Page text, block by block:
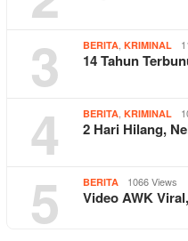
3 BERITA, KRIMINAL
14 Tahun
4 BERITA, KRIMINAL
2 Hari Hilang,
5 BERITA 1066 Views
Video AWK